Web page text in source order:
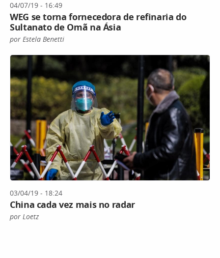
04/07/19 - 16:49
WEG se torna fornecedora de refinaria do
Sultanato de Omã na Ásia
por Estela Benetti
03/04/19 - 18:24
China cada vez mais no radar
por Loetz